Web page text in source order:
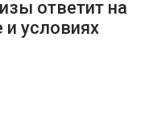
ответит на
и условиях